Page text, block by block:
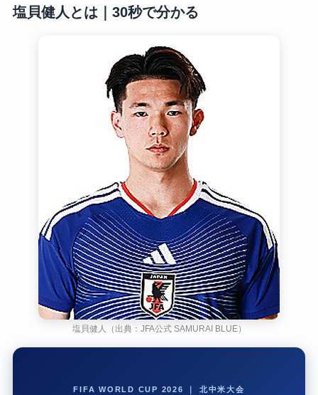
塩貝健人とは｜30秒で分かる
塩貝健人（出典：JFA公式 SAMURAI BLUE）
FIFA WORLD CUP 2026 ｜ 北中米大会